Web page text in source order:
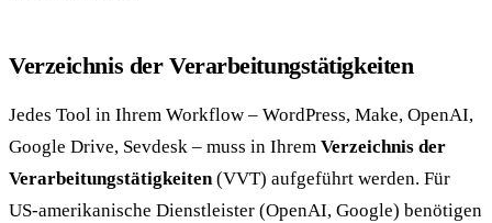
Verzeichnis der Verarbeitungstätigkeiten
Jedes Tool in Ihrem Workflow – WordPress, Make, OpenAI,
Google Drive, Sevdesk – muss in Ihrem Verzeichnis der
Verarbeitungstätigkeiten(VVT) aufgeführt werden. Für
US-amerikanische Dienstleister (OpenAI, Google) benötigen